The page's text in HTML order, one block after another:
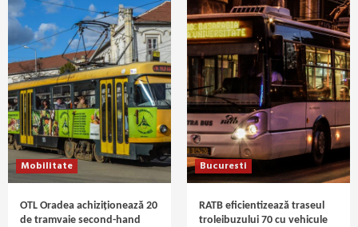
Mobilitate
OTL Oradea achiziționează 20
de tramvaie second-hand
Bucuresti
RATB eficientizează traseul
troleibuzului 70 cu vehicule